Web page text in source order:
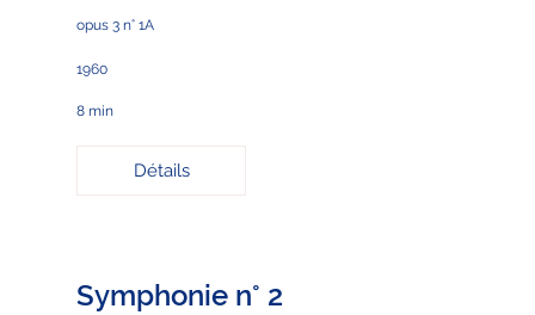
opus 3 n° 1A
1960
8 min
Détails
Symphonie n° 2